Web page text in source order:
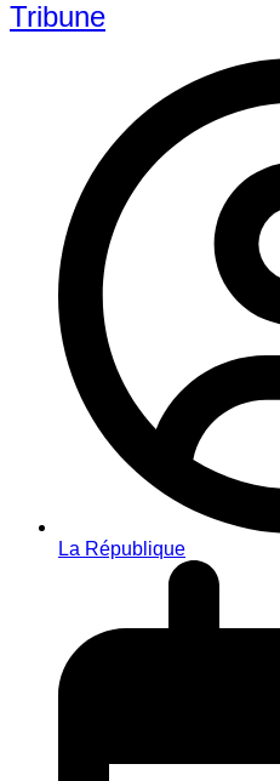
Tribune
La République